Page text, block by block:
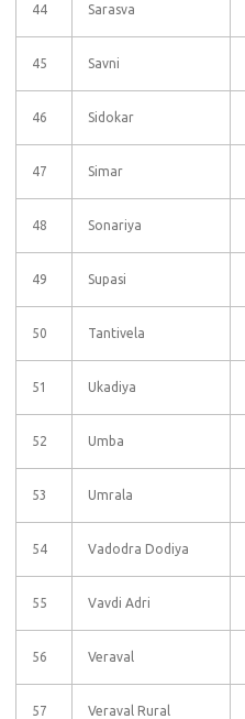
44 Sarasva
45 Savni
46 Sidokar
47 Simar
48 Sonariya
49 Supasi
50 Tantivela
51 Ukadiya
52 Umba
53 Umrala
54 Vadodra Dodiya
55 Vavdi Adri
56 Veraval
57 Veraval Rural